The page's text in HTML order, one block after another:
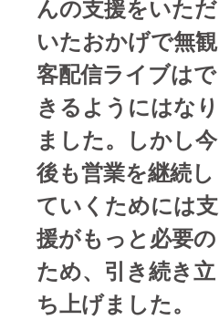
んの支援をいただ
いたおかげで無観
客配信ライブはで
きるようにはなり
ました。しかし今
後も営業を継続し
ていくためには支
援がもっと必要の
ため、引き続き立
ち上げました。